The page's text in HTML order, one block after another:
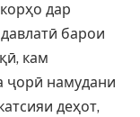
дар
барои
кам
ҷорӣ намудани
деҳот,